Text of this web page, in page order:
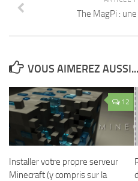
The MagPi :
VOUS AIMEREZ AUSSI...
12
Installer votre propre serveur
Minecraft (y compris sur la